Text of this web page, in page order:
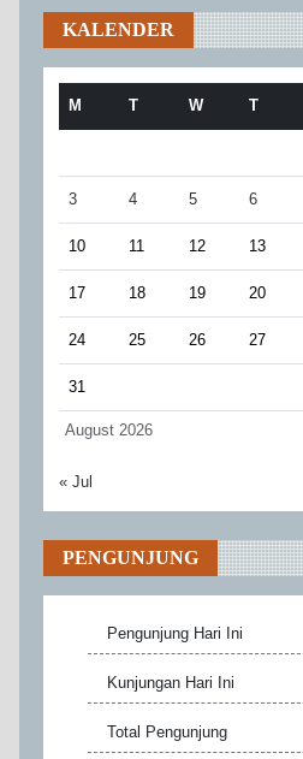
KALENDER
August 2026
M T W T
3 4 5 6
10 11 12 13
17 18 19 20
24 25 26 27
31
« Jul
PENGUNJUNG
Pengunjung Hari Ini
Kunjungan Hari Ini
Total Pengunjung